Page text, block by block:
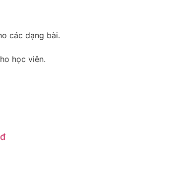
các dạng bài.
học viên.